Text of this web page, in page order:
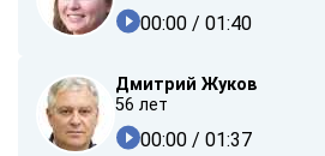
00:00 / 01:40
Дмитрий Жуков
56 лет
00:00 / 01:37